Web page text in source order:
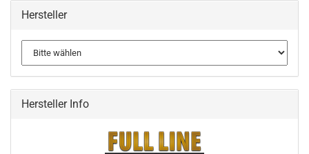
Hersteller
Hersteller Info